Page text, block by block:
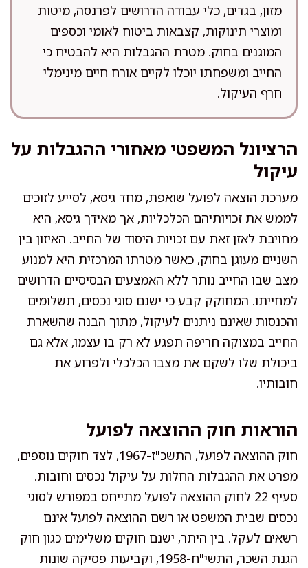
מזון, בגדים, כלי עבודה הדרושים לפרנסה, מיטות
ומוצרי תינוקות, קצבאות ביטוח לאומי וכספים
המוגנים בחוק. מטרת ההגבלות היא להבטיח כי
החייב ומשפחתו יוכלו לקיים אורח חיים מינימלי
חרף העיקול.
הרציונל המשפטי מאחורי ההגבלות על
עיקול
מערכת הוצאה לפועל שואפת, מחד גיסא, לסייע לזוכים
לממש את זכויותיהם הכלכליות, אך מאידך גיסא, היא
מחויבת לאזן זאת עם זכויות היסוד של החייב. האיזון בין
השניים מעוגן בחוק, כאשר מטרתו המרכזית היא למנוע
מצב שבו החייב נותר ללא האמצעים הבסיסיים הדרושים
למחייתו. המחוקק קבע כי ישנם סוגי נכסים, תשלומים
והכנסות שאינם ניתנים לעיקול, מתוך הבנה שהשארת
החייב במצוקה חריפה תפגע לא רק בו עצמו, אלא גם
ביכולת שלו לשקם את מצבו הכלכלי ולפרוע את
חובותיו.
הוראות חוק ההוצאה לפועל
חוק ההוצאה לפועל, התשכ"ז-1967, לצד חוקים נוספים,
מפרט את ההגבלות החלות על עיקול נכסים וחובות.
סעיף 22 לחוק ההוצאה לפועל מתייחס במפורש לסוגי
נכסים שבית המשפט או רשם ההוצאה לפועל אינם
רשאים לעקל. בין היתר, ישנם חוקים משלימים כגון חוק
הגנת השכר, התשי"ח-1958, וקביעות פסיקה שונות